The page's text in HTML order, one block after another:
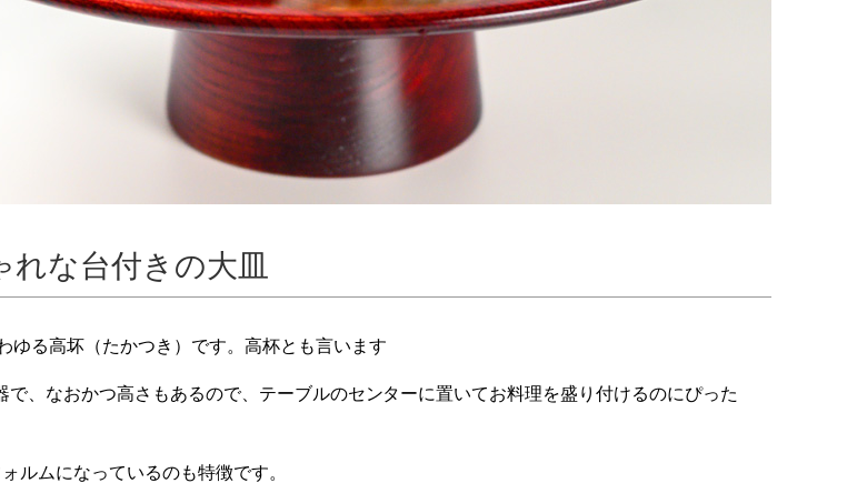
な台付きの大皿
ゆる高坏（たかつき）です。高杯とも言います
で、なおかつ高さもあるので、テーブルのセンターに置いてお料理を盛り付けるのにぴった
ルムになっているのも特徴です。